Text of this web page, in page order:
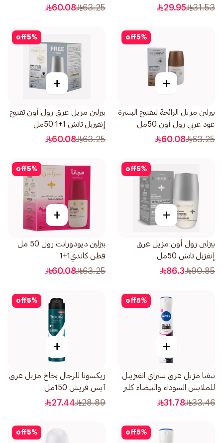
31.53
29.95
50مل
63.25
60.08
5%
off
+
بيزلين مزيل الرائحة لتفتيح البشرة
عود عربي رول أون 50مل
63.25
60.08
5%
off
+
بيزلين مزيل عرق رول أون تفتيح
إنفيزبل تاتش 1+1 50مل
63.25
60.08
5%
off
+
بيزلين رول أون مزيل عرق
إنفزبل تاتش 50مل
90.85
86.3
5%
off
+
بيزلين ديودورانت رول 50 مل
قطن كاندي1+1
63.25
60.08
5%
off
+
نيفيا مزيل عرق سبراي انفيزيبل
للملابس السوداء والبيضاء كلير
للإناث 200مل
33.46
31.78
5%
off
+
ريكسونا للرجال بخاخ مزيل عرق
آيس فريش 150مل
28.89
27.44
5%
off
5%
off